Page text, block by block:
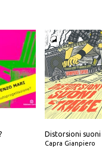
Capra Gianpiero